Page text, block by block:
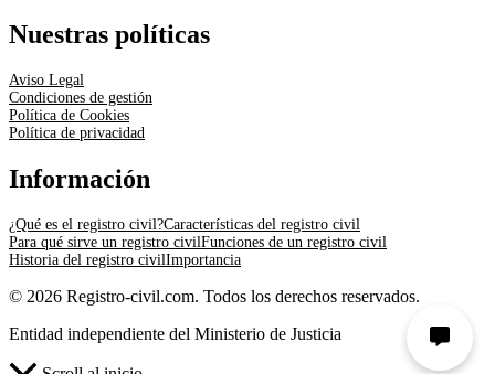
Nuestras políticas
Aviso Legal
Condiciones de gestión
Política de Cookies
Política de privacidad
Información
¿Qué es el registro civil?Características del registro civil
Para qué sirve un registro civilFunciones de un registro civil
Historia del registro civilImportancia
© 2026 Registro-civil.com. Todos los derechos reservados.
Entidad independiente del Ministerio de Justicia